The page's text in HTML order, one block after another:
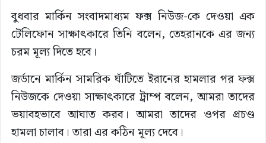
বুধবার মার্কিন সংবাদমাধ্যম ফক্স নিউজ-কে দেওয়া এক
টেলিফোন সাক্ষাৎকারে তিনি বলেন, তেহরানকে এর জন্য
চরম মূল্য দিতে হবে।
জর্ডানে মার্কিন সামরিক ঘাঁটিতে ইরানের হামলার পর ফক্স
নিউজকে দেওয়া সাক্ষাৎকারে ট্রাম্প বলেন, আমরা তাদের
ভয়াবহভাবে আঘাত করব। আমরা তাদের ওপর প্রচণ্ড
হামলা চালাব। তারা এর কঠিন মূল্য দেবে।